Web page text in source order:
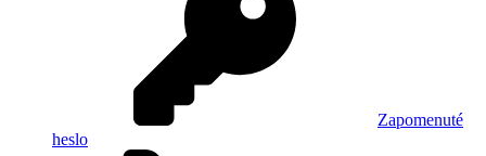
Zapomenuté
heslo